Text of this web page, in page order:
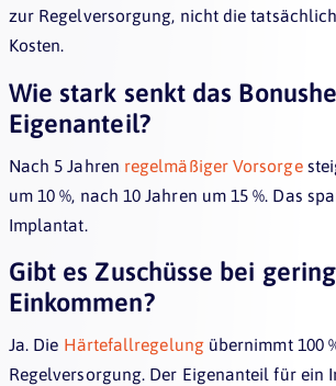
zur Regelversorgung, nicht die
Kosten.
Wie stark senkt das
Eigenanteil?
Nach 5 Jahren regelmäßiger Vorsorge
um 10 %, nach 10 Jahren um 15 %. Das
Implantat.
Gibt es Zuschüsse bei
Einkommen?
Ja. Die Härtefallregelungübernimmt 100
Regelversorgung. Der Eigenanteil für ein